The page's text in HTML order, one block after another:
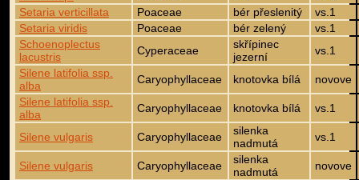
Setaria verticillata
Poaceae bér přeslenitý
vs.1
Setaria viridis
Poaceae bér zelený
vs.1
Schoenoplectus
lacustris
Cyperaceae
skřípinec
jezerní
vs.1
Silene latifolia ssp.
alba
Caryophyllaceae knotovka bílá
novove
Silene latifolia ssp.
alba
Caryophyllaceae knotovka bílá vs.1
Silene vulgaris Caryophyllaceae
silenka
nadmutá
vs.1
Silene vulgaris Caryophyllaceae
silenka
nadmutá
novove